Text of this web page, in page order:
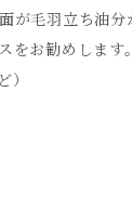
が毛羽立ち油
をお勧めします